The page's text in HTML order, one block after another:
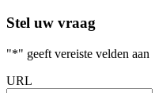
Stel uw vraag
"*" geeft vereiste velden aan
URL